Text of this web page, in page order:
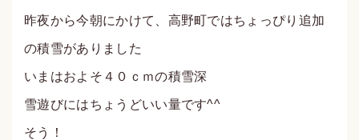
昨夜から今朝にかけて、高野町ではちょっぴり追加
の積雪がありました
いまはおよそ４０ｃｍの積雪深
雪遊びにはちょうどいい量です^^
そう！